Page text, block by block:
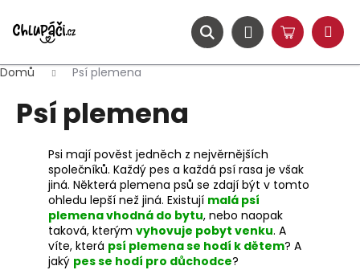
obsah
HledatPřihlášení
Nákupní
košík
Menu
Domů Psí plemena
Psí plemena
Psi mají pověst jedněch z nejvěrnějších
společníků. Každý pes a každá psí rasa je však
jiná. Některá plemena psů se zdají být v tomto
ohledu lepší než jiná. Existují malá psí
plemena vhodná do bytu, nebo naopak
taková, kterým vyhovuje pobyt venku. A
víte, která psí plemena se hodí k dětem? A
jaký pes se hodí pro důchodce?
í
ZPĚT
ZPĚT
o
p